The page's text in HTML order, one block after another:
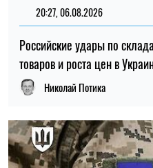
20:27, 06.08.2026
Российские удары по
товаров и роста цен в
Николай Потика